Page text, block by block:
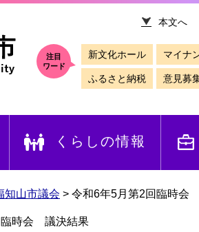
本文へ
注目
ワード
新文化ホール マイナ
ふるさと納税 意見募
くらしの情報
知山市議会 > 令和6年5月第2回臨時会
臨時会 議決結果